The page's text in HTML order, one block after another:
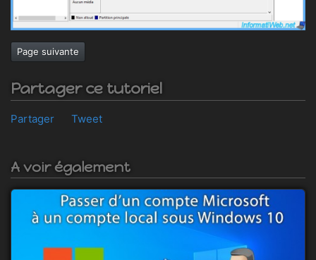
Page suivante
Partager ce tutoriel
Partager Tweet
A voir également